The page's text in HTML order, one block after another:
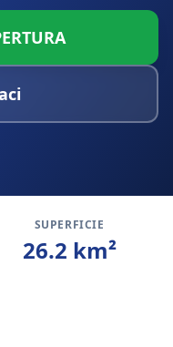
SUPERFICIE
26.2 km²